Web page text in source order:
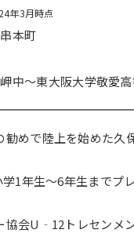
年3月時点
本町
中～東大阪大学敬愛
めで陸上を始めた久
1年生～6年生までプ
協会U‐12トレセンメ